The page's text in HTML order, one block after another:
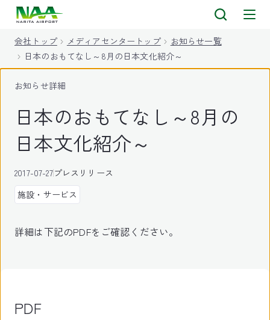
会社トップ メディアセンタートップ
お知らせ一覧
日本のおもてなし～8月の日本文化紹介～
お知らせ詳細
日本のおもてなし～8月の
日本文化紹介～
2017-07-27プレスリリース
施設・サービス
詳細は下記のPDFをご確認ください。
PDF